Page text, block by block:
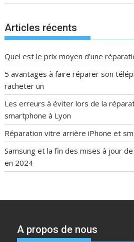
Articles récents
Quel est le prix moyen d’une
5 avantages à faire réparer son
racheter un
Les erreurs à éviter lors de la
smartphone à Lyon
Réparation vitre arrière iPhone et
Samsung et la fin des mises à jour
en 2024
A propos de nous